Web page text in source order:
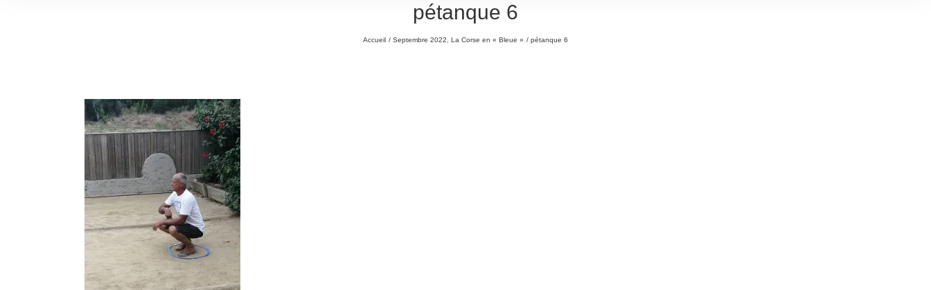
pétanque 6
Accueil Septembre 2022, La Corse en « Bleue » pétanque 6